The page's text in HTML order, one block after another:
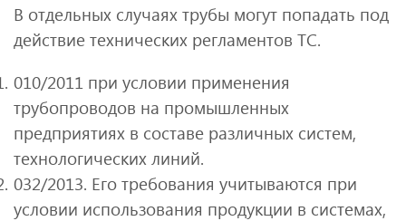
В отдельных случаях трубы могут попадать под
действие технических регламентов ТС.
010/2011 при условии применения
трубопроводов на промышленных
предприятиях в составе различных систем,
технологических линий.
032/2013. Его требования учитываются при
условии использования продукции в системах,